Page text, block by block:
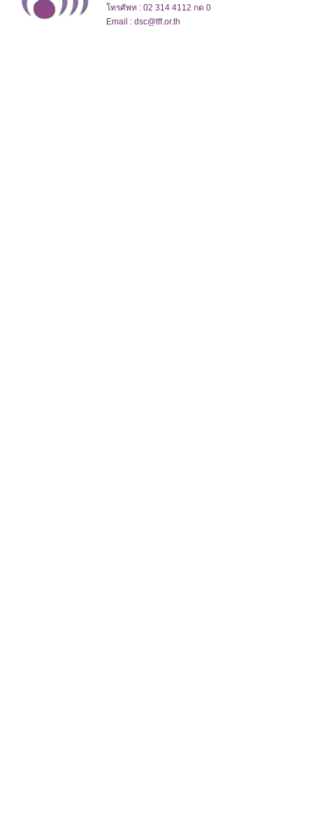
โทรศัพท : 02 314 4112 กด 0
Email : dsc@tff.or.th